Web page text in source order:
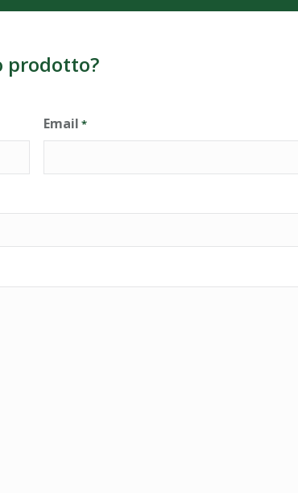
prodotto?
Email *